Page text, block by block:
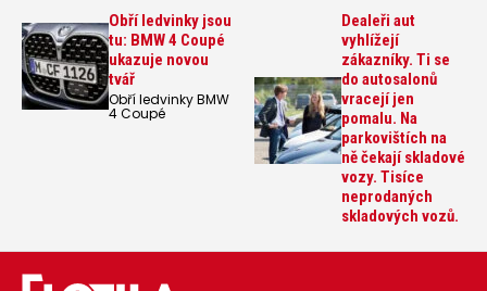
Obří ledvinky jsou
tu: BMW 4 Coupé
ukazuje novou
tvář
Obří ledvinky BMW
4 Coupé
Dealeři aut
vyhlížejí
zákazníky. Ti se
do autosalonů
vracejí jen
pomalu. Na
parkovištích na
ně čekají skladové
vozy. Tisíce
neprodaných
skladových vozů.